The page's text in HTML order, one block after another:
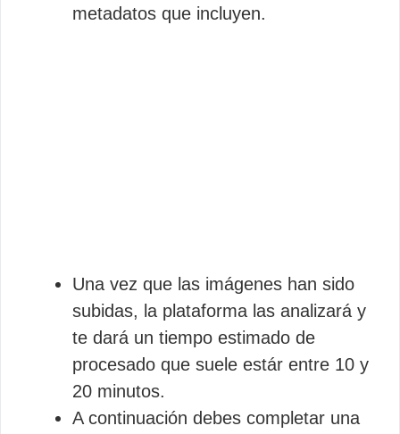
metadatos que incluyen.
Una vez que las imágenes han sido
subidas, la plataforma las analizará y
te dará un tiempo estimado de
procesado que suele estár entre 10 y
20 minutos.
A continuación debes completar una